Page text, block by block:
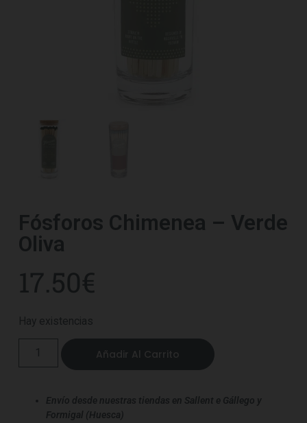
Fósforos Chimenea – Verde
Oliva
17.50€
Hay existencias
Añadir Al Carrito
Envío desde nuestras tiendas en Sallent e Gállego y
Formigal (Huesca)